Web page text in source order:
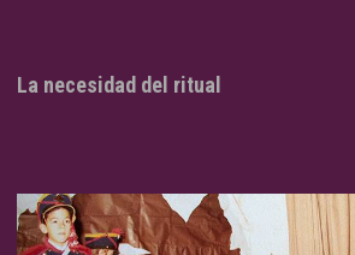
La necesidad del ritual